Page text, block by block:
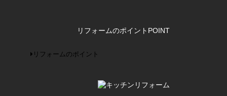
リフォームのポイント POINT
リフォームのポイント